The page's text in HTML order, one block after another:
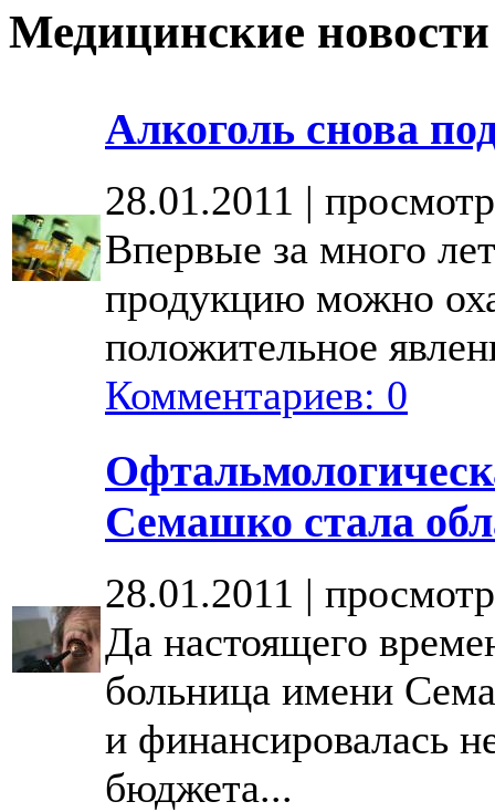
Медицинские
Алкоголь снова
28.01.2011 |
Впервые за много
продукцию можно
положительное
Комментариев: 0
Семашко стала
28.01.2011 |
Да настоящего
больница имени
и финансировалась
бюджета...